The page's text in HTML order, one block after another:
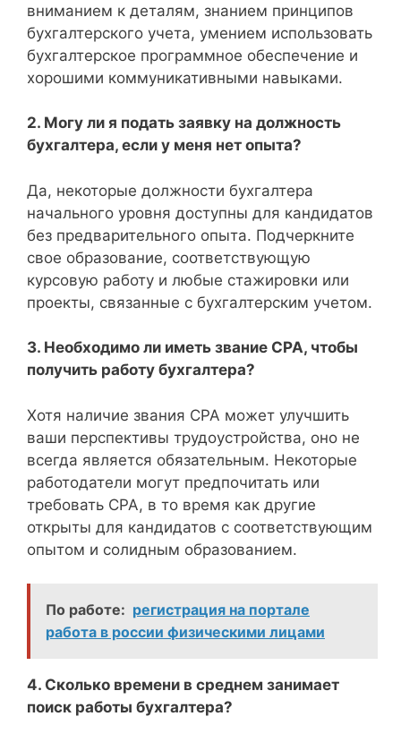
вниманием к деталям, знанием принципов
бухгалтерского учета, умением использовать
бухгалтерское программное обеспечение и
хорошими коммуникативными навыками.
2. Могу ли я подать заявку на должность
бухгалтера, если у меня нет опыта?
Да, некоторые должности бухгалтера
начального уровня доступны для кандидатов
без предварительного опыта. Подчеркните
свое образование, соответствующую
курсовую работу и любые стажировки или
проекты, связанные с бухгалтерским учетом.
3. Необходимо ли иметь звание CPA, чтобы
получить работу бухгалтера?
Хотя наличие звания CPA может улучшить
ваши перспективы трудоустройства, оно не
всегда является обязательным. Некоторые
работодатели могут предпочитать или
требовать CPA, в то время как другие
открыты для кандидатов с соответствующим
опытом и солидным образованием.
По работе: регистрация на портале
работа в россии физическими лицами
4. Сколько времени в среднем занимает
поиск работы бухгалтера?